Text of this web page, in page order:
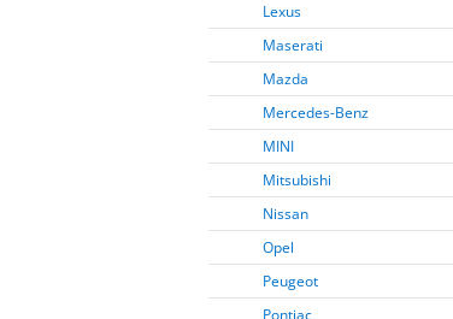
Lexus
Maserati
Mazda
Mercedes-Benz
MINI
Mitsubishi
Nissan
Opel
Peugeot
Pontiac